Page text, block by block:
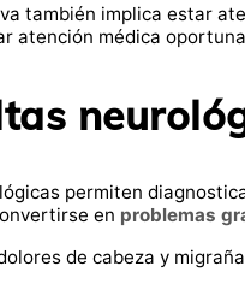
también implica estar
atención médica
permiten
en problemas
de cabeza y